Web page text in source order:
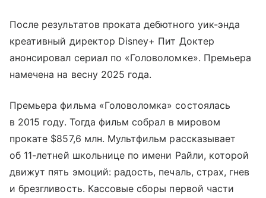
После результатов проката дебютного уик-энда
креативный директор Disney+ Пит Доктер
анонсировал сериал по «Головоломке». Премьера
намечена на весну 2025 года.
Премьера фильма «Головоломка» состоялась
в 2015 году. Тогда фильм собрал в мировом
прокате $857,6 млн. Мультфильм рассказывает
об 11-летней школьнице по имени Райли, которой
движут пять эмоций: радость, печаль, страх, гнев
и брезгливость. Кассовые сборы первой части